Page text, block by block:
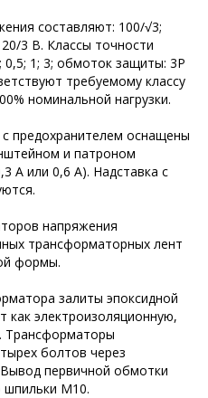
составляют: 100/√3;
3 В. Классы точности
1; 3; обмоток защиты: 3Р
требуемому классу
номинальной нагрузки.
предохранителем оснащены
и патроном
А или 0,6 А). Надставка с
напряжения
трансформаторных лент
формы.
залиты эпоксидной
как электроизоляционную,
Трансформаторы
болтов через
первичной обмотки
шпильки М10.